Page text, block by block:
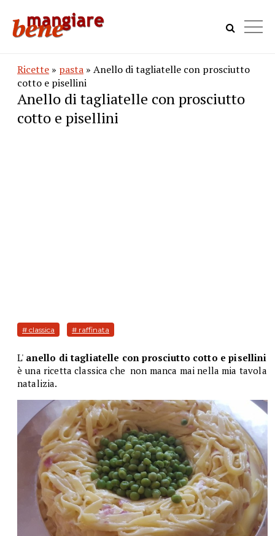
Ricette » pasta » Anello di tagliatelle con prosciutto
cotto e pisellini
Anello di tagliatelle con prosciutto
cotto e pisellini
# classica # raffinata
L' anello di tagliatelle con prosciutto cotto e pisellini
è una ricetta classica che non manca mai nella mia tavola
natalizia.